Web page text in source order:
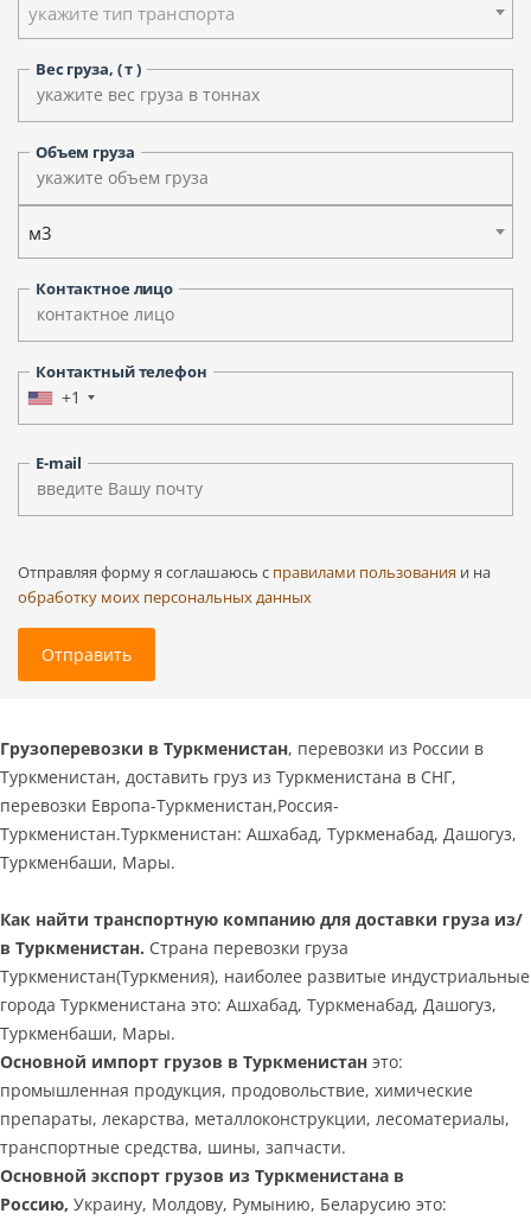
укажите тип транспорта
Вес груза, ( т )
Объем груза
м3
Контактное лицо
Контактный телефон
+1
E-mail
Отправляя форму я соглашаюсь c правилами пользования и на
обработку моих персональных данных
Отправить
Грузоперевозки в Туркменистан, перевозки из России в
Туркменистан, доставить груз из Туркменистана в СНГ,
перевозки Европа-Туркменистан,Россия-
Туркменистан.Туркменистан: Ашхабад, Туркменабад, Дашогуз,
Туркменбаши, Мары.
Как найти транспортную компанию для доставки груза из/
в Туркменистан. Страна перевозки груза
Туркменистан(Туркмения), наиболее развитые индустриальные
города Туркменистана это: Ашхабад, Туркменабад, Дашогуз,
Туркменбаши, Мары.
Основной импорт грузов в Туркменистан это:
промышленная продукция, продовольствие, химические
препараты, лекарства, металлоконструкции, лесоматериалы,
транспортные средства, шины, запчасти.
Основной экспорт грузов из Туркменистана в
Россию, Украину, Молдову, Румынию, Беларусию это: